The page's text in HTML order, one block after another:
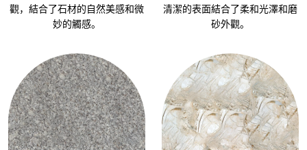
觀，結合了石材的自然美感和微
妙的觸感。
清潔的表面結合了柔和光澤和磨
砂外觀。